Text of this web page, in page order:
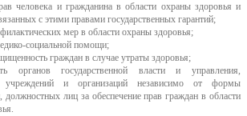
человека и гражданина в области охраны здоровья и
с этими правами государственных гарантий;
мер в области охраны здоровья;
социальной помощи;
граждан в случае утраты здоровья;
органов государственной власти и управления,
учреждений и организаций независимо от формы
должностных лиц за обеспечение прав граждан в области